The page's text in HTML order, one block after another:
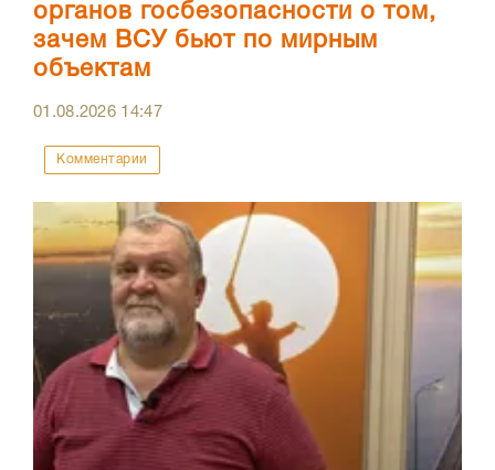
органов госбезопасности о том,
зачем ВСУ бьют по мирным
объектам
01.08.2026 14:47
Комментарии